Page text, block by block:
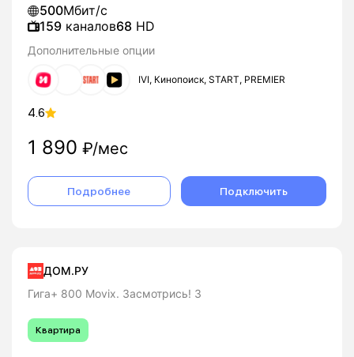
500Мбит/с
159 каналов68 HD
Дополнительные опции
IVI, Кинопоиск, START, PREMIER
4.6
1 890 ₽/мес
Подробнее Подключить
ДОМ.РУ
Гига+ 800 Movix. Засмотрись! 3
Квартира